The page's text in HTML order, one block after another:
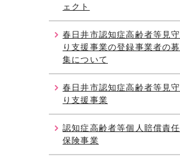
ェクト
春日井市認知症高齢者等見守
り支援事業の登録事業者の募
集について
春日井市認知症高齢者等見守
り支援事業
認知症高齢者等個人賠償責任
保険事業